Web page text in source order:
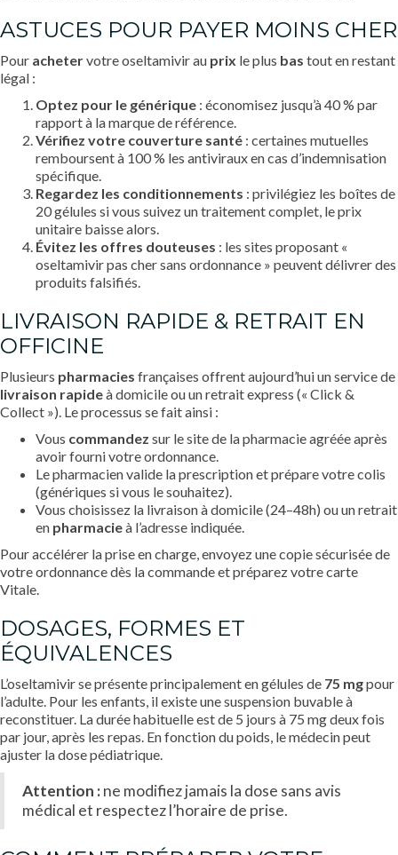
ASTUCES POUR PAYER MOINS CHER
Pour achetervotre oseltamivir au prix le plus bas tout en restant
légal :
Optez pour le générique : économisez jusqu’à 40 % par
rapport à la marque de référence.
Vérifiez votre couverture santé : certaines mutuelles
remboursent à 100 % les antiviraux en cas d’indemnisation
spécifique.
Regardez les conditionnements : privilégiez les boîtes de
20 gélules si vous suivez un traitement complet, le prix
unitaire baisse alors.
Évitez les offres douteuses : les sites proposant «
oseltamivir pas cher sans ordonnance » peuvent délivrer des
produits falsifiés.
LIVRAISON RAPIDE & RETRAIT EN
OFFICINE
Plusieurs pharmacies françaises offrent aujourd’hui un service de
livraison rapideà domicile ou un retrait express (« Click &
Collect »). Le processus se fait ainsi :
Vous commandez sur le site de la pharmacie agréée après
avoir fourni votre ordonnance.
Le pharmacien valide la prescription et prépare votre colis
(génériques si vous le souhaitez).
Vous choisissez la livraison à domicile (24–48h) ou un retrait
en pharmacieà l’adresse indiquée.
Pour accélérer la prise en charge, envoyez une copie sécurisée de
votre ordonnance dès la commande et préparez votre carte
Vitale.
DOSAGES, FORMES ET
ÉQUIVALENCES
L’oseltamivir se présente principalement en gélules de 75 mgpour
l’adulte. Pour les enfants, il existe une suspension buvable à
reconstituer. La durée habituelle est de 5 jours à 75 mg deux fois
par jour, après les repas. En fonction du poids, le médecin peut
ajuster la dose pédiatrique.
Attention :ne modifiez jamais la dose sans avis
médical et respectez l’horaire de prise.